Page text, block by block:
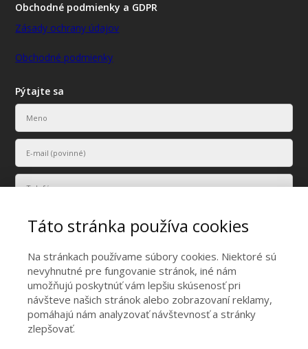
Obchodné podmienky a GDPR
Zásady ochrany údajov
Obchodné podmienky
Pýtajte sa
Vaše osobné údaje budú použité len na účely vyriešenia vášho
dopytu.
Táto stránka používa cookies
Na stránkach používame súbory cookies. Niektoré sú
nevyhnutné pre fungovanie stránok, iné nám
umožňujú poskytnúť vám lepšiu skúsenosť pri
návšteve našich stránok alebo zobrazovaní reklamy,
pomáhajú nám analyzovať návštevnosť a stránky
zlepšovať.